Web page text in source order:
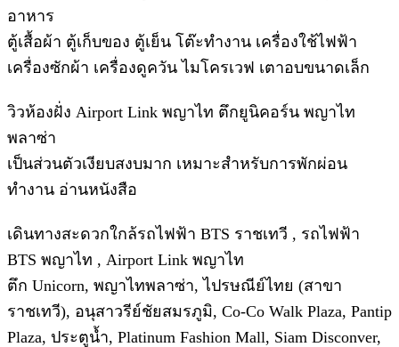
อาหาร
ตู้เสื้อผ้า ตู้เก็บของ ตู้เย็น โต๊ะทำงาน เครื่องใช้ไฟฟ้า
เครื่องซักผ้า เครื่องดูควัน ไมโครเวฟ เตาอบขนาดเล็ก
วิวห้องฝั่ง Airport Link พญาไท ตึกยูนิคอร์น พญาไท
พลาซ่า
เป็นส่วนตัวเงียบสงบมาก เหมาะสำหรับการพักผ่อน
ทำงาน อ่านหนังสือ
เดินทางสะดวกใกล้รถไฟฟ้า BTS ราชเทวี , รถไฟฟ้า
BTS พญาไท , Airport Link พญาไท
ตึก Unicorn, พญาไทพลาซ่า, ไปรษณีย์ไทย (สาขา
ราชเทวี), อนุสาวรีย์ชัยสมรภูมิ, Co-Co Walk Plaza, Pantip
Plaza, ประตูน้ำ, Platinum Fashion Mall, Siam Disconver,